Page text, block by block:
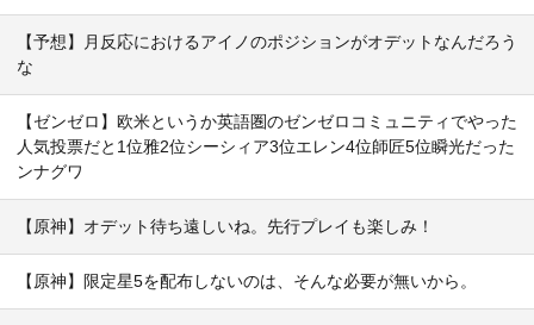
【予想】月反応におけるアイノのポジションがオデットなんだろう
な
【ゼンゼロ】欧米というか英語圏のゼンゼロコミュニティでやった
人気投票だと1位雅2位シーシィア3位エレン4位師匠5位瞬光だった
ンナグワ
【原神】オデット待ち遠しいね。先行プレイも楽しみ！
【原神】限定星5を配布しないのは、そんな必要が無いから。